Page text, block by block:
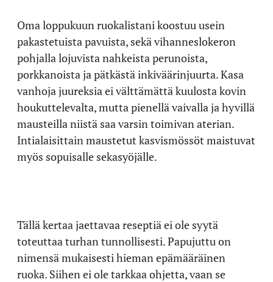
Oma loppukuun ruokalistani koostuu usein
pakastetuista pavuista, sekä vihanneslokeron
pohjalla lojuvista nahkeista perunoista,
porkkanoista ja pätkästä inkiväärinjuurta. Kasa
vanhoja juureksia ei välttämättä kuulosta kovin
houkuttelevalta, mutta pienellä vaivalla ja hyvillä
mausteilla niistä saa varsin toimivan aterian.
Intialaisittain maustetut kasvismössöt maistuvat
myös sopuisalle sekasyöjälle.
Tällä kertaa jaettavaa reseptiä ei ole syytä
toteuttaa turhan tunnollisesti. Papujuttu on
nimensä mukaisesti hieman epämääräinen
ruoka. Siihen ei ole tarkkaa ohjetta, vaan se